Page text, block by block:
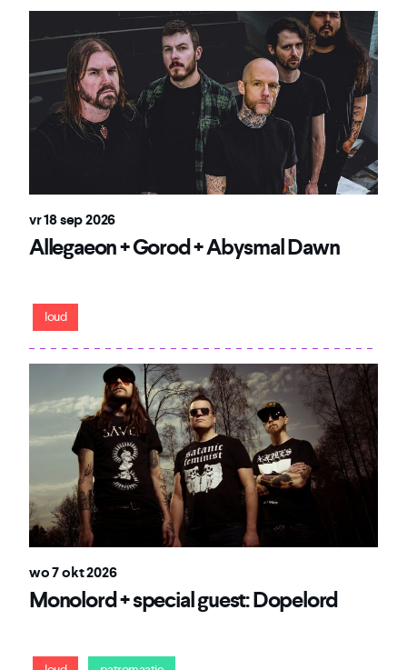
vr 18 sep 2026
Allegaeon + Gorod + Abysmal Dawn
loud
wo 7 okt 2026
Monolord + special guest: Dopelord